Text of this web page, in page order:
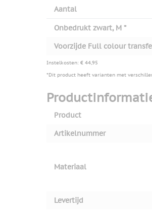
Aantal
Onbedrukt zwart, M *
Voorzijde Full colour
Instelkosten: € 44,95
*Dit product heeft varianten met
Product
Artikelnummer
Materiaal
Levertijd